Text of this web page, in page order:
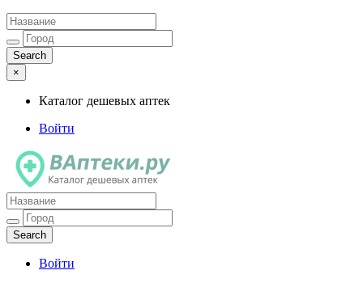
×
Каталог дешевых аптек
Войти
Каталог дешевых аптек
Войти